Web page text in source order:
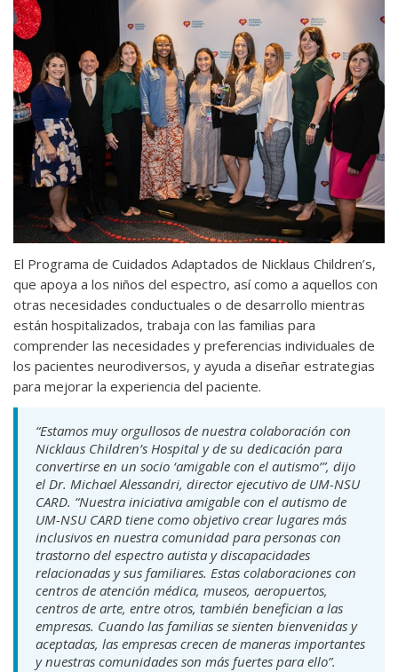
El Programa de Cuidados Adaptados de Nicklaus Children’s,
que apoya a los niños del espectro, así como a aquellos con
otras necesidades conductuales o de desarrollo mientras
están hospitalizados, trabaja con las familias para
comprender las necesidades y preferencias individuales de
los pacientes neurodiversos, y ayuda a diseñar estrategias
para mejorar la experiencia del paciente.
“Estamos muy orgullosos de nuestra colaboración con
Nicklaus Children’s Hospital y de su dedicación para
convertirse en un socio ‘amigable con el autismo’”, dijo
el Dr. Michael Alessandri, director ejecutivo de UM-NSU
CARD. “Nuestra iniciativa amigable con el autismo de
UM-NSU CARD tiene como objetivo crear lugares más
inclusivos en nuestra comunidad para personas con
trastorno del espectro autista y discapacidades
relacionadas y sus familiares. Estas colaboraciones con
centros de atención médica, museos, aeropuertos,
centros de arte, entre otros, también benefician a las
empresas. Cuando las familias se sienten bienvenidas y
aceptadas, las empresas crecen de maneras importantes
y nuestras comunidades son más fuertes para ello”.